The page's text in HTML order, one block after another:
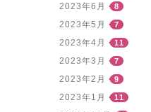
2023年6月 8
2023年5月 7
2023年4月 11
2023年3月 7
2023年2月 9
2023年1月 11